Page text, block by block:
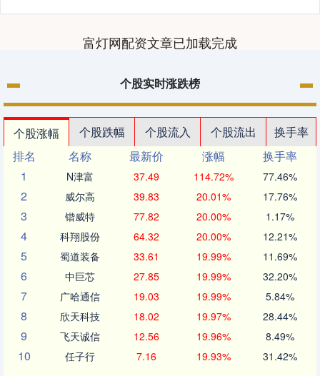
富灯网配资文章已加载完成
个股实时涨跌榜
个股涨幅 个股跌幅 个股流入 个股流出
换手率
排名
名称 最新价 涨幅
换手率
1
N津富 37.49 114.72% 77.46%
2 威尔高 39.83 20.01% 17.76%
3 锴威特 77.82 20.00% 1.17%
4 科翔股份 64.32 20.00% 12.21%
5 蜀道装备 33.61 19.99% 11.69%
6 中巨芯 27.85 19.99% 32.20%
7 广哈通信 19.03 19.99% 5.84%
8 欣天科技 18.02 19.97% 28.44%
9 飞天诚信 12.56 19.96% 8.49%
10 任子行 7.16 19.93% 31.42%